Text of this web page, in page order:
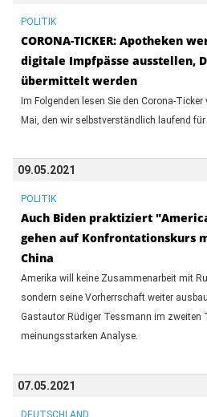
POLITIK
CORONA-TICKER: Apotheken
digitale Impfpässe ausstellen,
übermittelt werden
Im Folgenden lesen Sie den Corona-
Mai, den wir selbstverständlich laufend
09.05.2021
POLITIK
Auch Biden praktiziert
gehen auf Konfrontationskurs
China
Amerika will keine Zusammenarbeit mit
sondern seine Vorherrschaft weiter
Gastautor Rüdiger Tessmann im zweiten
meinungsstarken Analyse.
07.05.2021
DEUTSCHLAND